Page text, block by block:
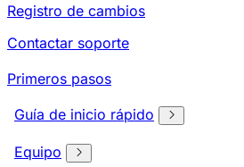
Registro de cambios
Contactar soporte
Primeros pasos
Guía de inicio rápido
Equipo